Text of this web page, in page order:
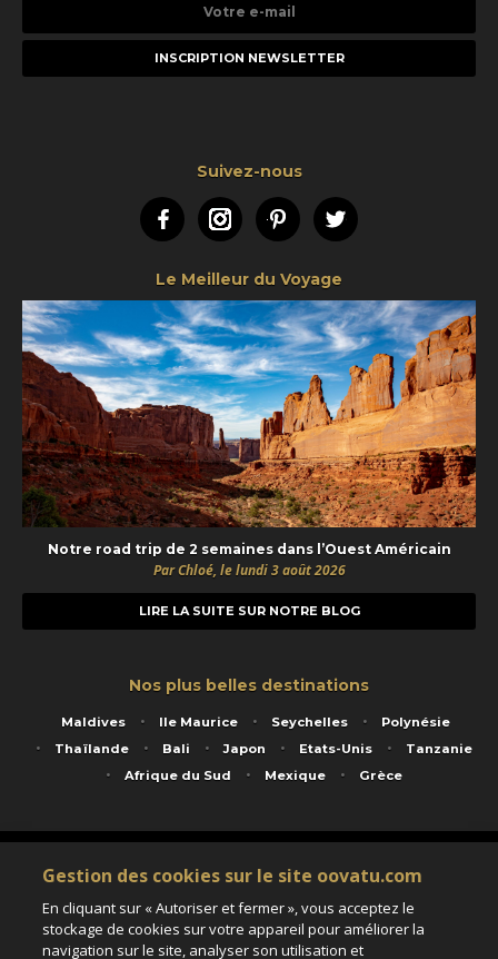
e-
Suivez-nous
FacebookInstagramPinterestTwitter
Le Meilleur du Voyage
Notre road trip de 2 semaines dans l’Ouest Américain
Par Chloé, le lundi 3 août 2026
LIRE LA SUITE SUR NOTRE BLOG
Nos plus belles destinations
Maldives Ile Maurice Seychelles
Polynésie
Thaïlande
Bali Japon Etats-Unis
Tanzanie
Afrique du Sud
Mexique Grèce
Service animé par Nautil Voyages - 22 rue Georges Picquart 75017 Paris - S.A.S
au capital de 155 696 euros - RCS Paris B 423 671 973 - Code APE 7911Z
Matricule Atout France IM075100020 - Garantie financière Groupama - Agrément IATA
Assurance responsabilité civile et professionnelle HISCOX RCP0081066
Gestion des cookies sur le site oovatu.com
En cliquant sur « Autoriser et fermer », vous acceptez le
stockage de cookies sur votre appareil pour améliorer la
navigation sur le site, analyser son utilisation et